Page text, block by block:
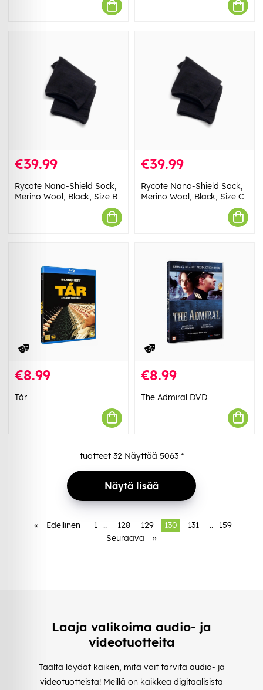
€39.99
Rycote Nano-Shield Sock,
Merino Wool, Black, Size B
€39.99
Rycote Nano-Shield Sock,
Merino Wool, Black, Size C
€8.99
Tár
€8.99
The Admiral DVD
tuotteet 32Näyttää 5063*
Näytä lisää
« Edellinen 1 .. 128 129 130 131 ..
159
Seuraava
»
Laaja valikoima audio- ja
videotuotteita
Täältä löydät kaiken, mitä voit tarvita audio- ja
videotuotteista! Meillä on kaikkea digitaalisista